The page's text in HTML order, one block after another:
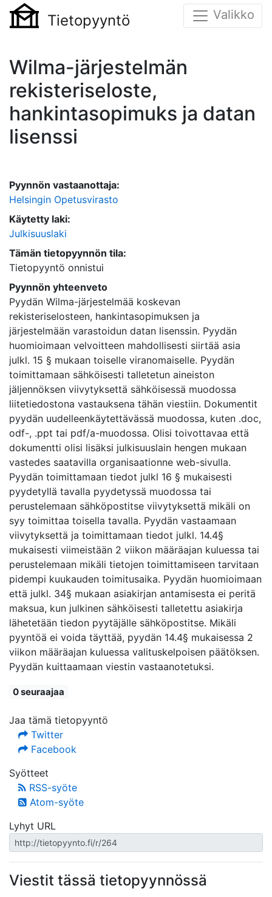
Tietopyyntö Valikko
Wilma-järjestelmän
rekisteriseloste,
hankintasopimuks ja datan
lisenssi
Pyynnön vastaanottaja:
Helsingin Opetusvirasto
Käytetty laki:
Julkisuuslaki
Tämän tietopyynnön tila:
Tietopyyntö onnistui
Pyynnön yhteenveto
Pyydän Wilma-järjestelmää koskevan
rekisteriselosteen, hankintasopimuksen ja
järjestelmään varastoidun datan lisenssin. Pyydän
huomioimaan velvoitteen mahdollisesti siirtää asia
julkl. 15 § mukaan toiselle viranomaiselle. Pyydän
toimittamaan sähköisesti talletetun aineiston
jäljennöksen viivytyksettä sähköisessä muodossa
liitetiedostona vastauksena tähän viestiin. Dokumentit
pyydän uudelleenkäytettävässä muodossa, kuten .doc,
odf-, .ppt tai pdf/a-muodossa. Olisi toivottavaa että
dokumentti olisi lisäksi julkisuuslain hengen mukaan
vastedes saatavilla organisaationne web-sivulla.
Pyydän toimittamaan tiedot julkl 16 § mukaisesti
pyydetyllä tavalla pyydetyssä muodossa tai
perustelemaan sähköpostitse viivytyksettä mikäli on
syy toimittaa toisella tavalla. Pyydän vastaamaan
viivytyksettä ja toimittamaan tiedot julkl. 14.4§
mukaisesti viimeistään 2 viikon määräajan kuluessa tai
perustelemaan mikäli tietojen toimittamiseen tarvitaan
pidempi kuukauden toimitusaika. Pyydän huomioimaan
että julkl. 34§ mukaan asiakirjan antamisesta ei peritä
maksua, kun julkinen sähköisesti talletettu asiakirja
lähetetään tiedon pyytäjälle sähköpostitse. Mikäli
pyyntöä ei voida täyttää, pyydän 14.4§ mukaisessa 2
viikon määräajan kuluessa valituskelpoisen päätöksen.
Pyydän kuittaamaan viestin vastaanotetuksi.
0 seuraajaa
Jaa tämä tietopyyntö
Twitter
Facebook
Syötteet
RSS-syöte
Atom-syöte
Lyhyt URL
Viestit tässä tietopyynnössä